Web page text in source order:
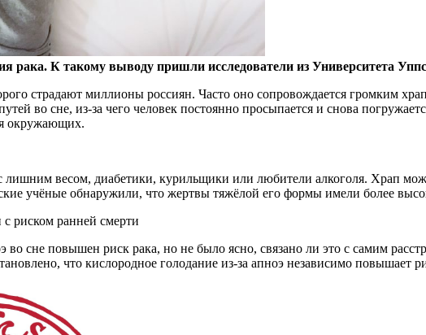
К такому выводу пришли исследователи из Университета
страдают миллионы россиян. Часто оно сопровождается громким
во сне, из-за чего человек постоянно просыпается и снова
окружающих.
весом, диабетики, курильщики или любители алкоголя. Храп
учёные обнаружили, что жертвы тяжёлой его формы имели более
с риском ранней смерти
во сне повышен риск рака, но не было ясно, связано ли это с самим
что кислородное голодание из-за апноэ независимо повышает